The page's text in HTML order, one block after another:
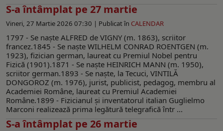
S-a întâmplat pe 27 martie
Vineri, 27 Martie 2026 07:30 | Publicat în CALENDAR
1797 - Se naşte ALFRED de VIGNY (m. 1863), scriitor
francez.1845 - Se naşte WILHELM CONRAD ROENTGEN (m.
1923), fizician german, laureat cu Premiul Nobel pentru
Fizică (1901).1871 - Se naşte HEINRICH MANN (m. 1950),
scriitor german.1893 - Se naşte, la Tecuci, VINTILĂ
DONGOROZ (m. 1976), jurist, publicist, pedagog, membru al
Academiei Române, laureat cu Premiul Academiei
Române.1899 - Fizicianul şi inventatorul italian Guglielmo
Marconi realizează prima legătură telegrafică într ...
S-a întâmplat pe 26 martie